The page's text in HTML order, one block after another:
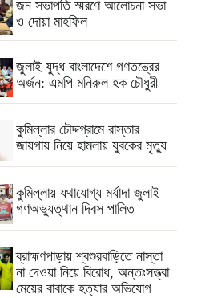
জন সভাপতি স্মরণে আলোচনা সভা
ও দোয়া মাহফিল
জুলাই যুদ্ধ বাংলাদেশে গণতন্ত্রের
অর্জন: এমপি মনিরুল হক চৌধুরী
কুমিল্লার চৌদ্দগ্রামে রাস্তার
জায়গায় নিয়ে হামলায় যুবকের মৃত্যু
কুমিল্লায় যথাযোগ্য মর্যাদা জুলাই
গণঅভ্যুত্থান দিবস পালিত
ব্রাহ্মণপাড়ায় শ্বশুরবাড়িতে নাস্তা
না দেওয়া নিয়ে বিরোধ, অন্তঃসত্ত্বা
মেয়ের বাবাকে হত্যার অভিযোগ